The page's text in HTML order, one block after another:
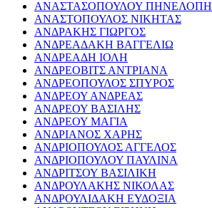
ΑΝΑΣΤΑΣΟΠΟΥΛΟΥ ΠΗΝΕΛΟΠΗ
ΑΝΑΣΤΟΠΟΥΛΟΣ ΝΙΚΗΤΑΣ
ΑΝΔΡΑΚΗΣ ΓΙΩΡΓΟΣ
ΑΝΔΡΕΑΔΑΚΗ ΒΑΓΓΕΛΙΩ
ΑΝΔΡΕΑΔΗ ΙΟΛΗ
ΑΝΔΡΕΟΒΙΤΣ ΑΝΤΡΙΑΝΑ
ΑΝΔΡΕΟΠΟΥΛΟΣ ΣΠΥΡΟΣ
ΑΝΔΡΕΟΥ ΑΝΔΡΕΑΣ
ΑΝΔΡΕΟΥ ΒΑΣΙΛΗΣ
ΑΝΔΡΕΟΥ ΜΑΓΙΑ
ΑΝΔΡΙΑΝΟΣ ΧΑΡΗΣ
ΑΝΔΡΙΟΠΟΥΛΟΣ ΑΓΓΕΛΟΣ
ΑΝΔΡΙΟΠΟΥΛΟΥ ΠΑΥΛΙΝΑ
ΑΝΔΡΙΤΣΟΥ ΒΑΣΙΛΙΚΗ
ΑΝΔΡΟΥΛΑΚΗΣ ΝΙΚΟΛΑΣ
ΑΝΔΡΟΥΛΙΔΑΚΗ ΕΥΔΟΞΙΑ